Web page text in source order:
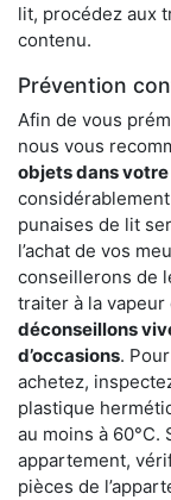
lit, procédez aux
contenu.
Prévention
Afin de vous
nous vous
objets dans
punaises de lit
l’achat de vos
conseillerons de
traiter à la vapeur
déconseillons
d’occasions.
achetez,
plastique
au moins à 60°C.
appartement,
pièces de